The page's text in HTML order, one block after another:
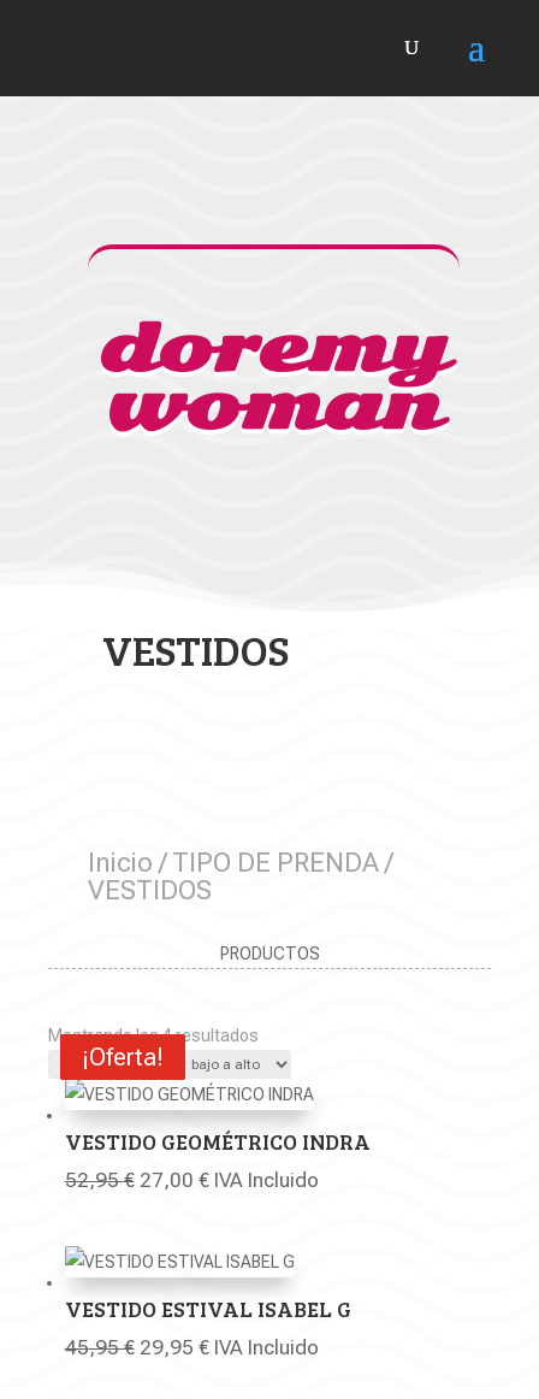
doremy
woman
VESTIDOS
Inicio/TIPO DE PRENDA/
VESTIDOS
PRODUCTOS
Mostrando los 4 resultadosOrdenado
por
precio:
a
alto
¡Oferta!
VESTIDO GEOMÉTRICO INDRA
52,95€ El
era:
52,95 €.
27,00 €El
es:
27,00 €.
IVA Incluido
¡Oferta!
VESTIDO ESTIVAL ISABEL G
45,95€ El
29,95 €ElIVA Incluido
¡Oferta!
¡Oferta!